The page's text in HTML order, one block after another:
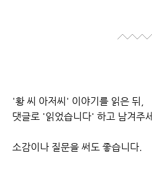
'황 씨 아저씨' 이야기를 읽은 뒤,
댓글로 '읽었습니다' 하고 남겨주
소감이나 질문을 써도 좋습니다.